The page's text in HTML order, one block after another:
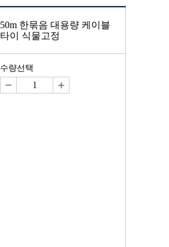
50m 한묶음 대용량 케이블
타이 식물고정
수량선택